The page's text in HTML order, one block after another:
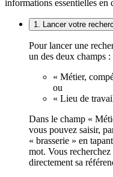
informations essentielles en
1. Lancer votre
Pour lancer une
un des deux champs :
« Métier,
ou
« Lieu de
Dans le champ «
vous pouvez saisir,
« brasserie » en
mot. Vous
directement sa